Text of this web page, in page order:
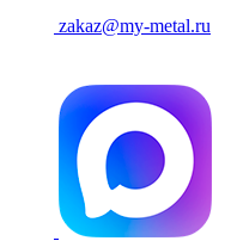
zakaz@my-metal.ru